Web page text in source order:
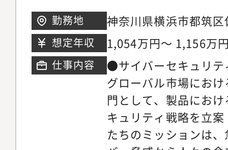
応策の実行推進。緊
し、迅速な解決に貢
メーカーや協力会社
録作成、および製品
や要件に関する情報
の連携。●具体的な仕
ティに関する、社内
の企画と主催、事業
勤務地 神奈川県横浜市都筑
想定年収 1,054万円～ 1,156万
仕事内容
●サイバーセキュリテ
グローバル市場にお
門として、製品にお
キュリティ戦略を立
たちのミッションは